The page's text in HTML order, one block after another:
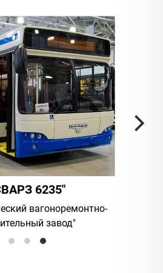
6235"
вагоноремонтно-
завод"